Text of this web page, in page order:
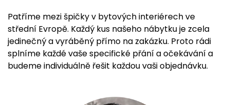
Patříme mezi špičky v bytových interiérech ve
střední Evropě. Každý kus našeho nábytku je zcela
jedinečný a vyráběný přímo na zakázku. Proto rádi
splníme každé vaše specifické přání a očekávání a
budeme individuálně řešit každou vaši objednávku.